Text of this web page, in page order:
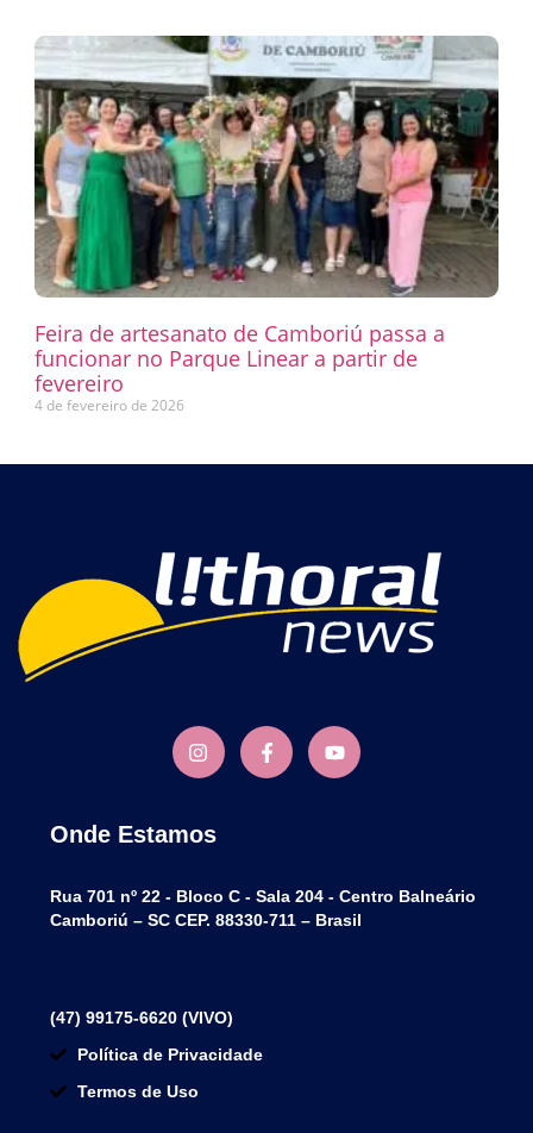
Feira de artesanato de Camboriú passa a
funcionar no Parque Linear a partir de
fevereiro
4 de fevereiro de 2026
Onde Estamos
Rua 701 nº 22 - Bloco C - Sala 204 - Centro Balneário
Camboriú – SC CEP. 88330-711 – Brasil
(47) 99175-6620 (VIVO)
Política de Privacidade
Termos de Uso